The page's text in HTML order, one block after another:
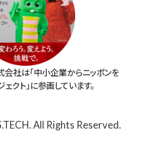
会社は「中小企業からニッポンを
クト」に参画しています。
All Rights Reserved.